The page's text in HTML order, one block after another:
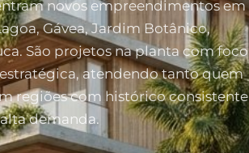
novos empreendimentos em
Gávea, Jardim Botânico,
São projetos na planta com foco
atendendo tanto quem
regiões com histórico consistente
demanda.